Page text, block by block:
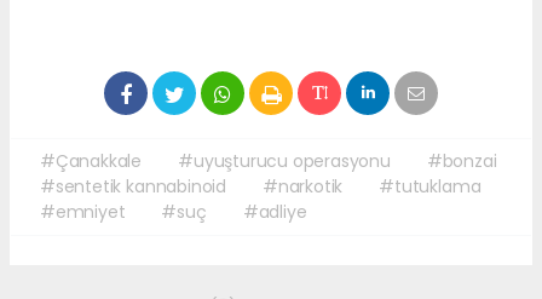
#Çanakkale #uyuşturucu operasyonu
#bonzai
#sentetik kannabinoid
#narkotik
#tutuklama
#emniyet
#suç #adliye